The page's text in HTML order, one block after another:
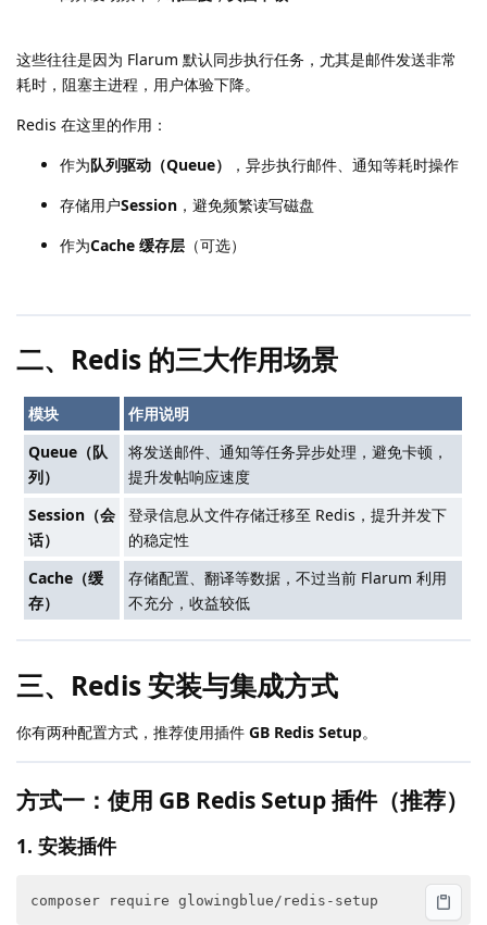
这些往往是因为 Flarum 默认同步执行任务，尤其是邮件发送非常
耗时，阻塞主进程，用户体验下降。
Redis 在这里的作用：
作为队列驱动（Queue）
，异步执行邮件、通知等耗时操作
存储用户Session ，避免频繁读写磁盘
作为Cache 缓存层 （可选）
二、Redis 的三大作用场景
模块
作用说明
Queue（队
列）
将发送邮件、通知等任务异步处理，避免卡顿，
提升发帖响应速度
Session（会
话）
登录信息从文件存储迁移至 Redis，提升并发下
的稳定性
Cache（缓
存）
存储配置、翻译等数据，不过当前 Flarum 利用
不充分，收益较低
三、Redis 安装与集成方式
你有两种配置方式，推荐使用插件 GB Redis Setup。
方式一：使用 GB Redis Setup 插件（推荐）
1. 安装插件